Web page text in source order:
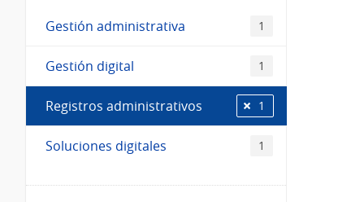
Gestión administrativa 1
Gestión digital 1
Registros administrativos 1
Soluciones digitales 1